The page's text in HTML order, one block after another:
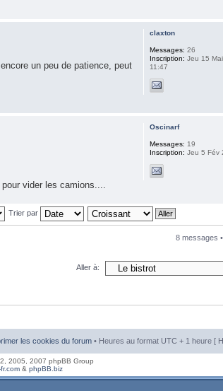
un peu de patience, peut
claxton
Messages: 26
Inscription: Jeu 15
11:47
vider les camions....
Oscinarf
Messages: 19
Inscription: Jeu 5 Fév
Trier par
8 messages
Aller à:
les cookies du forum • Heures au format UTC + 1 heure [
2005, 2007 phpBB Group
& phpBB.biz